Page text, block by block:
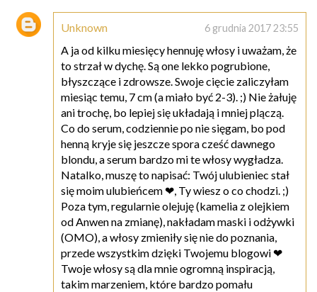
Unknown 6 grudnia 2017 23:55
A ja od kilku miesięcy hennuję włosy i uważam, że
to strzał w dychę. Są one lekko pogrubione,
błyszczące i zdrowsze. Swoje cięcie zaliczyłam
miesiąc temu, 7 cm (a miało być 2-3). ;) Nie żałuję
ani trochę, bo lepiej się układają i mniej plączą.
Co do serum, codziennie po nie sięgam, bo pod
henną kryje się jeszcze spora cześć dawnego
blondu, a serum bardzo mi te włosy wygładza.
Natalko, muszę to napisać: Twój ulubieniec stał
się moim ulubieńcem ❤, Ty wiesz o co chodzi. ;)
Poza tym, regularnie olejuję (kamelia z olejkiem
od Anwen na zmianę), nakładam maski i odżywki
(OMO), a włosy zmieniły się nie do poznania,
przede wszystkim dzięki Twojemu blogowi ❤
Twoje włosy są dla mnie ogromną inspiracją,
takim marzeniem, które bardzo pomału